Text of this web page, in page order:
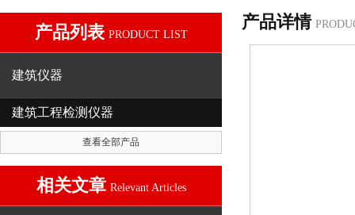
产品详情
产品列表 PRODUCT LIST
建筑仪器
建筑工程检测仪器
查看全部产品
相关文章 Relevant Articles